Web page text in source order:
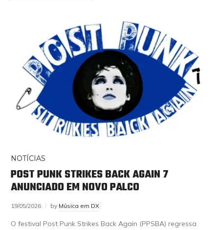
NOTÍCIAS
POST PUNK STRIKES BACK AGAIN 7
ANUNCIADO EM NOVO PALCO
19/05/2026 by Música em DX
O festival Post Punk Strikes Back Again (PPSBA) regressa